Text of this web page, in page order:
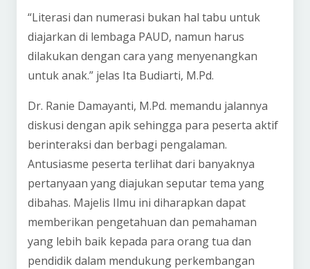
“Literasi dan numerasi bukan hal tabu untuk
diajarkan di lembaga PAUD, namun harus
dilakukan dengan cara yang menyenangkan
untuk anak.” jelas Ita Budiarti, M.Pd.
Dr. Ranie Damayanti, M.Pd. memandu jalannya
diskusi dengan apik sehingga para peserta aktif
berinteraksi dan berbagi pengalaman.
Antusiasme peserta terlihat dari banyaknya
pertanyaan yang diajukan seputar tema yang
dibahas. Majelis Ilmu ini diharapkan dapat
memberikan pengetahuan dan pemahaman
yang lebih baik kepada para orang tua dan
pendidik dalam mendukung perkembangan